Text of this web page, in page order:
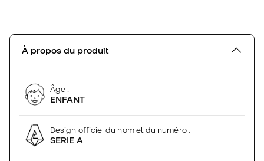
À propos du produit
Âge :
ENFANT
Design officiel du nom et du numéro :
SERIE A